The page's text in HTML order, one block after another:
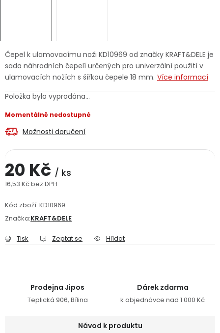
Značky
Jaký je aktuální stav mé objednávky?
Velkoobchodní spolupráce (B2B)
Doprava a platba
Reklamační formulář Odstoupení ve lhůtě 14 dní
Podmínky ochrany osobních údajů
Čepel k ulamovacímu noži KD10969 od značky KRAFT&DELE je
sada náhradních čepelí určených pro univerzální použití v
ulamovacích nožích s šířkou čepele 18 mm. Více informací
Položka byla vyprodána…
Momentálně nedostupné
Možnosti doručení
20 Kč / ks
16,53 Kč bez DPH
Kód zboží: KD10969
Značka:KRAFT&DELE
Tisk Zeptat se Hlídat
Prodejna Jipos
Teplická 906, Bílina
Dárek zdarma
k objednávce nad 1 000 Kč
Návod k produktu